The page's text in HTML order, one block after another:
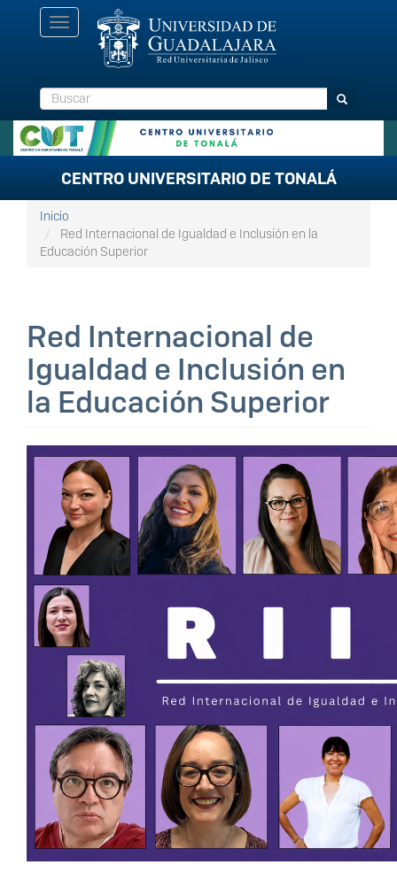
Toggle
navigation
Buscar Buscar
CENTRO UNIVERSITARIO DE TONALÁ
Inicio
Red Internacional de Igualdad e Inclusión en la
Educación Superior
Red Internacional de
Igualdad e Inclusión en
la Educación Superior